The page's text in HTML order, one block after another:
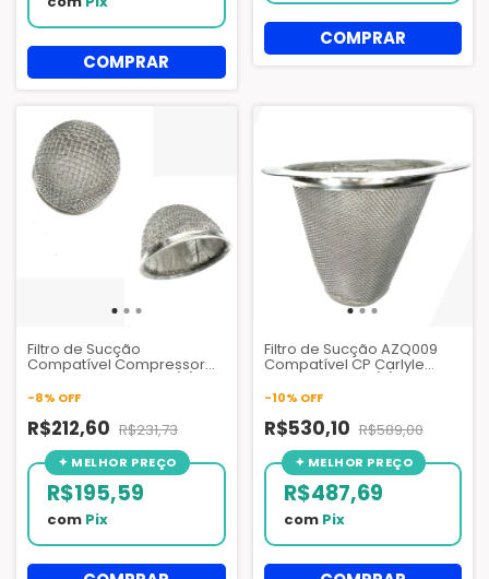
Filtro de Sucção
Compatível Compressor
Carlyle 06D - AZQ011 (S)
-8% OFF
R$212,60 R$231,73
R$195,59
com Pix
Filtro de Sucção AZQ009
Compatível CP Carlyle
06NA e 06NW - (S)
-10% OFF
R$530,10 R$589,00
R$487,69
com Pix